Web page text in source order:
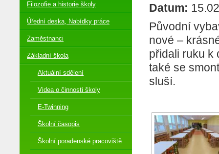
Datum:
Původní
nové –
přidali ruku k
také se
sluší.
Filozofie a historie školy
Úřední deska, Nabídky práce
Zaměstnanci
Základní škola
Aktuální sdělení
Videa o činnosti školy
E-Twinning
Školní časopis
Školní poradenské pracoviště